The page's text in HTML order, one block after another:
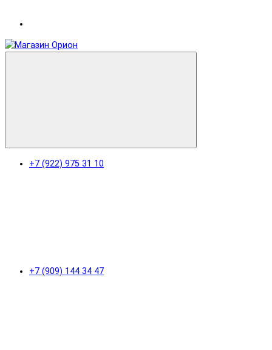
+7 (922) 975 31 10
+7 (909) 144 34 47